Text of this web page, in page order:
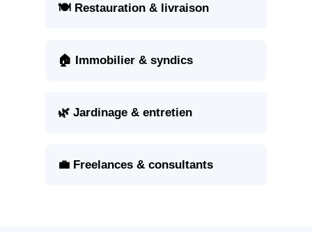
🍽️ Restauration & livraison
🏠 Immobilier & syndics
🌿 Jardinage & entretien
💼 Freelances & consultants